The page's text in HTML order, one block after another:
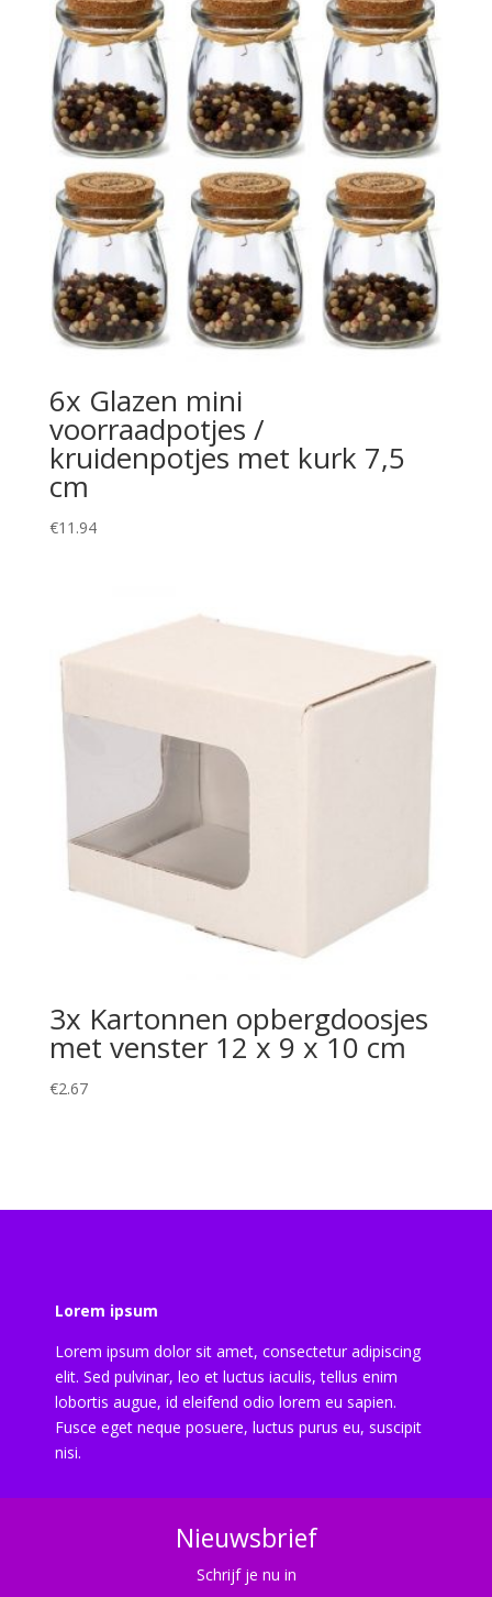
6x Glazen mini
voorraadpotjes /
kruidenpotjes met kurk 7,5
cm
€11.94
3x Kartonnen opbergdoosjes
met venster 12 x 9 x 10 cm
€2.67
Lorem ipsum
Lorem ipsum dolor sit amet, consectetur adipiscing
elit. Sed pulvinar, leo et luctus iaculis, tellus enim
lobortis augue, id eleifend odio lorem eu sapien.
Fusce eget neque posuere, luctus purus eu, suscipit
nisi.
Nieuwsbrief
Schrijf je nu in